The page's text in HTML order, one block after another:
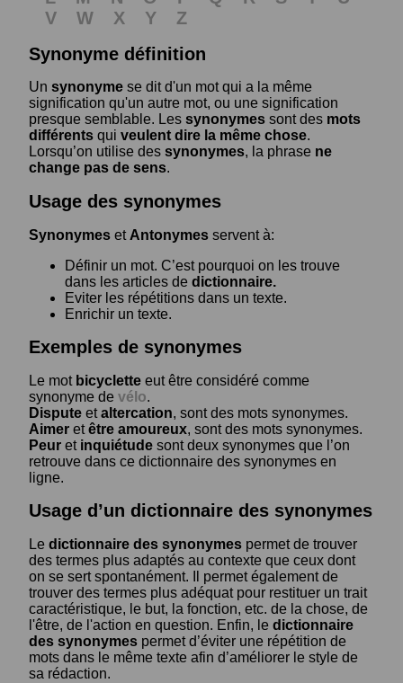
V
W X Y
Z
Synonyme définition
Un synonyme se dit d'un mot qui a la même
signification qu'un autre mot, ou une signification
presque semblable. Les synonymes sont des mots
différents qui veulent dire la même chose.
Lorsqu’on utilise des synonymes, la phrase ne
change pas de sens.
Usage des synonymes
Synonymes et Antonymes servent à:
Définir un mot. C’est pourquoi on les trouve
dans les articles de dictionnaire.
Eviter les répétitions dans un texte.
Enrichir un texte.
Exemples de synonymes
Le mot bicyclette eut être considéré comme
synonyme de vélo.
Dispute etaltercation, sont des mots synonymes.
Aimer etêtre amoureux, sont des mots synonymes.
Peur et inquiétude sont deux synonymes que l’on
retrouve dans ce dictionnaire des synonymes en
ligne.
Usage d’un dictionnaire des synonymes
Le dictionnaire des synonymes permet de trouver
des termes plus adaptés au contexte que ceux dont
on se sert spontanément. Il permet également de
trouver des termes plus adéquat pour restituer un trait
caractéristique, le but, la fonction, etc. de la chose, de
l'être, de l'action en question. Enfin, le dictionnaire
des synonymes permet d’éviter une répétition de
mots dans le même texte afin d’améliorer le style de
sa rédaction.